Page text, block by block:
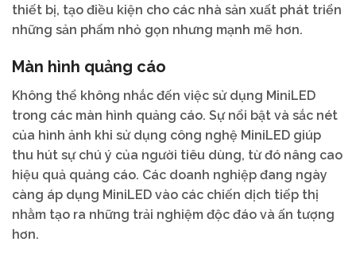
thiết bị, tạo điều kiện cho các nhà sản xuất phát triển
những sản phẩm nhỏ gọn nhưng mạnh mẽ hơn.
Màn hình quảng cáo
Không thể không nhắc đến việc sử dụng MiniLED
trong các màn hình quảng cáo. Sự nổi bật và sắc nét
của hình ảnh khi sử dụng công nghệ MiniLED giúp
thu hút sự chú ý của người tiêu dùng, từ đó nâng cao
hiệu quả quảng cáo. Các doanh nghiệp đang ngày
càng áp dụng MiniLED vào các chiến dịch tiếp thị
nhằm tạo ra những trải nghiệm độc đáo và ấn tượng
hơn.